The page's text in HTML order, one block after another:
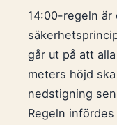
14:00-regeln är
går ut på att
meters höjd
nedstigning
Regeln